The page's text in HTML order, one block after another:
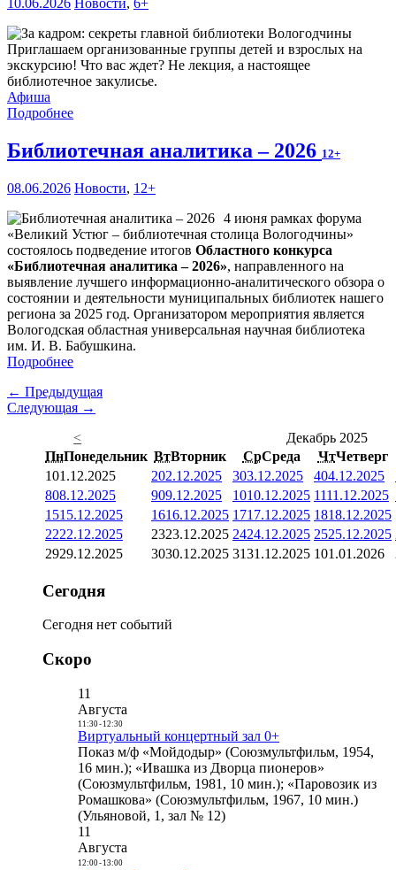
10.06.2026 Новости, 6+
Приглашаем организованные группы детей и взрослых на
экскурсию! Что вас ждет? Не лекция, а настоящее
библиотечное закулисье.
Афиша
Подробнее
Библиотечная аналитика – 2026 12+
08.06.2026 Новости, 12+
4 июня рамках форума
«Великий Устюг – библиотечная столица Вологодчины»
состоялось подведение итогов Областного конкурса
«Библиотечная аналитика – 2026», направленного на
выявление лучшего информационно-аналитического обзора о
состоянии и деятельности муниципальных библиотек нашего
региона за 2025 год. Организатором мероприятия является
Вологодская областная универсальная научная библиотека
им. И. В. Бабушкина.
Подробнее
← Предыдущая
Следующая →
<
Декабрь 2025
ПнПонедельник ВтВторник СрСреда ЧтЧетверг
101.12.2025 202.12.2025 303.12.2025 404.12.2025
808.12.2025 909.12.2025 1010.12.2025 1111.12.2025
1515.12.2025 1616.12.2025 1717.12.2025 1818.12.2025
2222.12.2025 2323.12.2025 2424.12.2025 2525.12.2025
2929.12.2025 3030.12.2025 3131.12.2025 101.01.2026
Сегодня
Сегодня нет событий
Скоро
11
Августа
11:30- 12:30
Виртуальный концертный зал 0+
Показ м/ф «Мойдодыр» (Союзмультфильм, 1954,
16 мин.); «Ивашка из Дворца пионеров»
(Союзмультфильм, 1981, 10 мин.); «Паровозик из
Ромашкова» (Союзмультфильм, 1967, 10 мин.)
(Ульяновой, 1, зал № 12)
11
Августа
12:00- 13:00